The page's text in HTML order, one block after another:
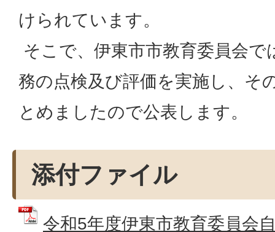
けられています。
そこで、伊東市市教育委員会で
務の点検及び評価を実施し、そ
とめましたので公表します。
添付ファイル
令和5年度伊東市教育委員会